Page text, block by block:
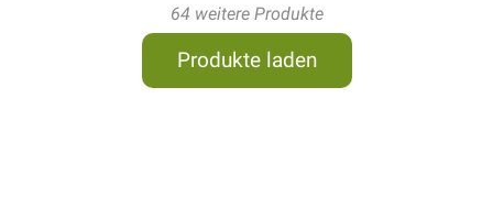
64 weitere Produkte
Produkte laden